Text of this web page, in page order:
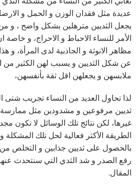
عديدة مثل فقدان الوزن و الحمل و
يجعل الثديين مترهلين بشكل واضح ، و
الأمر للنساء الاحباط و الاحراج، و خاصة
مظاهر الانوثة و الجاذبية لدى المرأة، و
عن شكل الثديين و يسبب لهن الكثير من
ملابسهن و يجعلهن اقل ثقة بأنفسهن،
لذا تحاول العديد من النساء تجريب
ثديين مرفوعين و مشدودين مثل ممارسة
غيرها، لكن نتائج تلك الوسائل لا تكون
الطريقة الأكثر فعالية لحل تلك المشكلة
بالحصول على ثديين جذابين و التخلص
رفع الصدر و شد الثدي التي سنتحدث
المقال.